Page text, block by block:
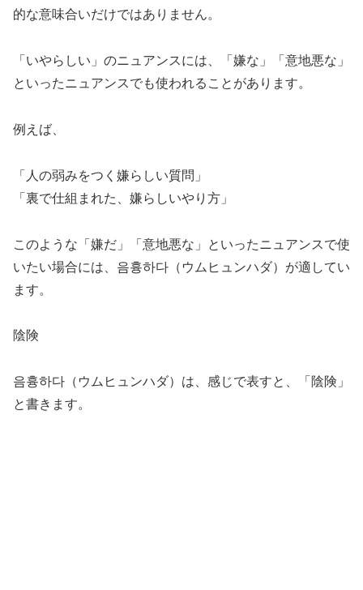
的な意味合いだけではありません。
「いやらしい」のニュアンスには、
「嫌な」「意地悪な」
といったニュアンスでも使われることがあります。
例えば、
「人の弱みをつく嫌らしい質問」
「裏で仕組まれた、嫌らしいやり方」
このような「嫌だ」「意地悪な」といったニュアンスで使
いたい場合には、 음흉하다（ウムヒュンハダ） が適してい
ます。
陰険
음흉하다（ウムヒュンハダ）は、感じで表すと、「陰険」
と書きます。